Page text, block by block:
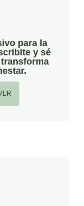
para la
y sé